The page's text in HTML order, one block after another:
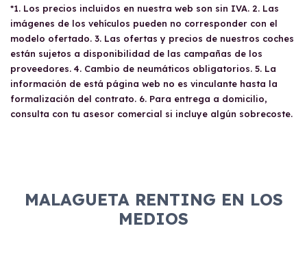
*1. Los precios incluidos en nuestra web son sin IVA. 2. Las
imágenes de los vehículos pueden no corresponder con el
modelo ofertado. 3. Las ofertas y precios de nuestros coches
están sujetos a disponibilidad de las campañas de los
proveedores. 4. Cambio de neumáticos obligatorios. 5. La
información de está página web no es vinculante hasta la
formalización del contrato. 6. Para entrega a domicilio,
consulta con tu asesor comercial si incluye algún sobrecoste.
MALAGUETA RENTING EN LOS
MEDIOS